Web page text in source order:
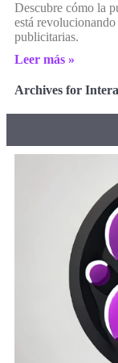
Descubre cómo la
está
publicitarias.
Leer más »
Archives for